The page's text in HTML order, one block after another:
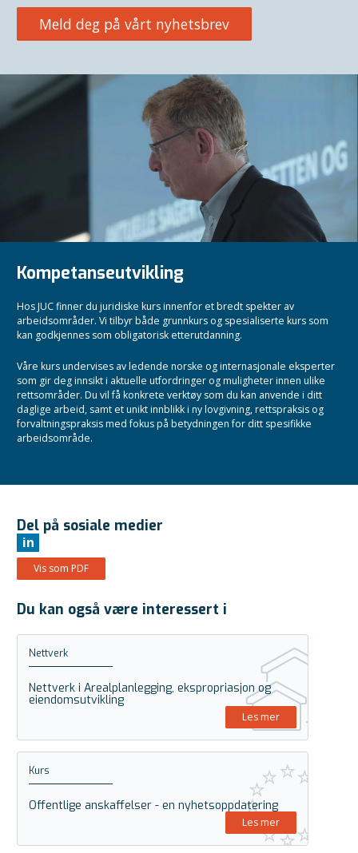
Meld deg på vårt nyhetsbrev
Kompetanseutvikling
Hos JUC finner du juridiske kurs innenfor et bredt spekter av
arbeidsområder. Vi tilbyr både grunnkurs og spesialiserte kurs som
kan godkjennes som obligatorisk etterutdanning.
Våre kurs undervises av ledende norske og internasjonale eksperter
som gir deg innsikt i aktuelle utfordringer og muligheter innen ulike
rettsområder. Du vil få konkrete verktøy som du kan anvende i ditt
daglige arbeid, samt et unikt innblikk i ny lovgivning, rettspraksis og
forvaltningspraksis med fokus på betydningen for ditt spesifikke
arbeidsområde.
Del på sosiale medier
in
Vis som PDF
Du kan også være interessert i
Nettverk
Nettverk i Arealplanlegging, ekspropriasjon og
eiendomsutvikling
Les mer
Kurs
Offentlige anskaffelser - en nyhetsoppdatering
Les mer